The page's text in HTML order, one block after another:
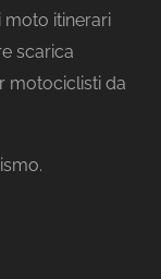
itinerari
scarica
motociclisti da